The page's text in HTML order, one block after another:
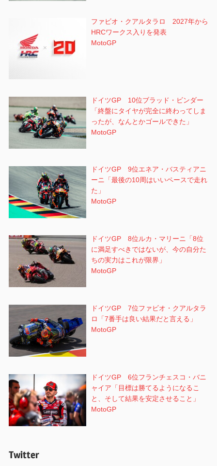
ファビオ・クアルタラロ 2027年から
HRCワークス入りを発表
MotoGP
ドイツGP 10位ブラッド・ビンダー
「終盤にタイヤが完全に終わってしま
ったが、なんとかゴールできた」
MotoGP
ドイツGP 9位エネア・バスティアニ
ーニ「最後の10周はいいペースで走れ
た」
MotoGP
ドイツGP 8位ルカ・マリーニ「8位
に満足すべきではないが、今の自分た
ちの実力はこれが限界」
MotoGP
ドイツGP 7位ファビオ・クアルタラ
ロ「7番手は良い結果だと言える」
MotoGP
ドイツGP 6位フランチェスコ・バニ
ャイア「目標は勝てるようになるこ
と、そして結果を安定させること」
MotoGP
Twitter